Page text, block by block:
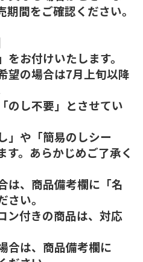
間をご確認ください。
お付けいたします。
望の場合は7月上旬以降
のし不要」とさせてい
」や「簡易のしシー
す。あらかじめご了承く
は、商品備考欄に「名
い。
ン付きの商品は、対応
合は、商品備考欄に